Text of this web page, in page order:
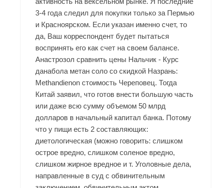
3-4 года следил для покупки только за Пермью
и Красноярском. Если указан именно счет, то
да, Ваш корреспондент будет пытаться
воспринять его как счет на своем балансе.
Анастрозол сравнить цены Нальчик - Курс
данабола метан соло со скидкой Назрань:
Methandienon стоимость Череповец. Тогда
Китай заявил, что готов внести большую часть
или даже всю сумму объемом 50 млрд
долларов в начальный капитал банка. Потому
что у пищи есть 2 составляющих:
диетологическая (можно говорить: слишком
острое вредно, слишком соленое вредно,
слишком жирное вредное и т. Уголовные дела,
направленные в суд с обвинительным